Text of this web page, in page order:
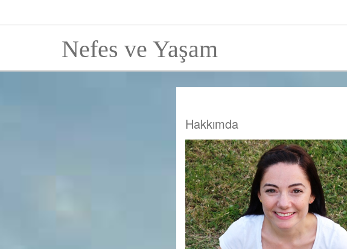
Nefes ve Yaşam
Hakkımda